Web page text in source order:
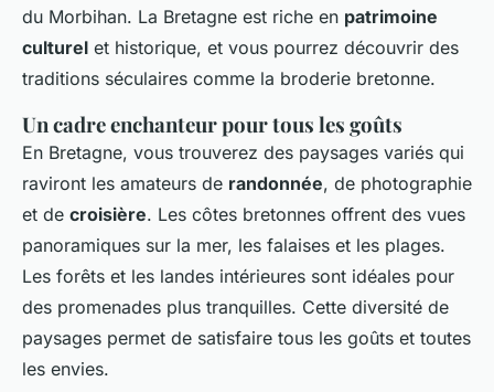
du Morbihan. La Bretagne est riche en patrimoine
culturel et historique, et vous pourrez découvrir des
traditions séculaires comme la broderie bretonne.
Un cadre enchanteur pour tous les goûts
En Bretagne, vous trouverez des paysages variés qui
raviront les amateurs de randonnée, de photographie
et de croisière. Les côtes bretonnes offrent des vues
panoramiques sur la mer, les falaises et les plages.
Les forêts et les landes intérieures sont idéales pour
des promenades plus tranquilles. Cette diversité de
paysages permet de satisfaire tous les goûts et toutes
les envies.